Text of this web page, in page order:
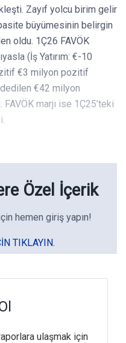
Zayıf yolcu birim gelir
büyümesinin belirgin
oldu. 1Ç26 FAVÖK
(İş Yatırım: €-10
€3 milyon pozitif
€42 milyon
marjı ise 1Ç25’teki
Özel İçerik
hemen giriş yapın!
TIKLAYIN.
ulaşmak için